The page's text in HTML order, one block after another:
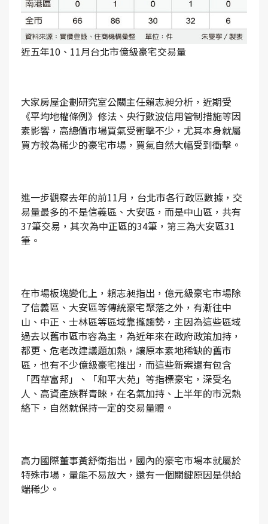
近五年10、11月台北市億級豪宅交易量
大家房屋企劃研究室公關主任賴志昶分析，近期受
《平均地權條例》修法、央行數波信用管制措施等因
素影響，高總價市場買氣受衝擊不少，尤其本身就屬
買方較為稀少的豪宅市場，買氣自然大幅受到衝擊。
進一步觀察去年的前11月，台北市各行政區數據，交
易量最多的不是信義區、大安區，而是中山區，共有
37筆交易，其次為中正區的34筆，第三為大安區31
筆。
在市場板塊變化上，賴志昶指出，億元級豪宅市場除
了信義區、大安區等傳統豪宅聚落之外，有漸往中
山、中正、士林區等區域靠攏趨勢，主因為這些區域
過去以舊市區市容為主，為近年來在政府政策加持，
都更、危老改建議題加熱，讓原本素地稀缺的舊市
區，也有不少億級豪宅推出，而這些新案還有包含
「西華富邦」、「和平大苑」等指標豪宅，深受名
人、高資產族群青睞，在名氣加持、上半年的市況熱
絡下，自然就保持一定的交易量體。
高力國際董事黃舒衛指出，國內的豪宅市場本就屬於
特殊市場，量能不易放大，還有一個關鍵原因是供給
端稀少。